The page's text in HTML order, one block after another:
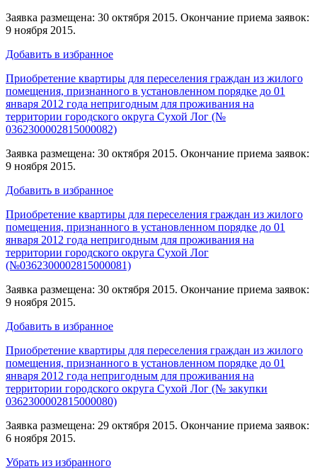
Заявка размещена: 30 октября 2015. Окончание приема заявок:
9 ноября 2015.
Добавить в избранное
Приобретение квартиры для переселения граждан из жилого
помещения, признанного в установленном порядке до 01
января 2012 года непригодным для проживания на
территории городского округа Сухой Лог (№
0362300002815000082)
Заявка размещена: 30 октября 2015. Окончание приема заявок:
9 ноября 2015.
Добавить в избранное
Приобретение квартиры для переселения граждан из жилого
помещения, признанного в установленном порядке до 01
января 2012 года непригодным для проживания на
территории городского округа Сухой Лог
(№0362300002815000081)
Заявка размещена: 30 октября 2015. Окончание приема заявок:
9 ноября 2015.
Добавить в избранное
Приобретение квартиры для переселения граждан из жилого
помещения, признанного в установленном порядке до 01
января 2012 года непригодным для проживания на
территории городского округа Сухой Лог (№ закупки
0362300002815000080)
Заявка размещена: 29 октября 2015. Окончание приема заявок:
6 ноября 2015.
Убрать из избранного